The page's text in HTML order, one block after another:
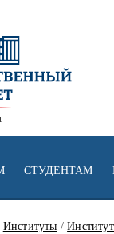
СТУДЕНТАМ
Институты /